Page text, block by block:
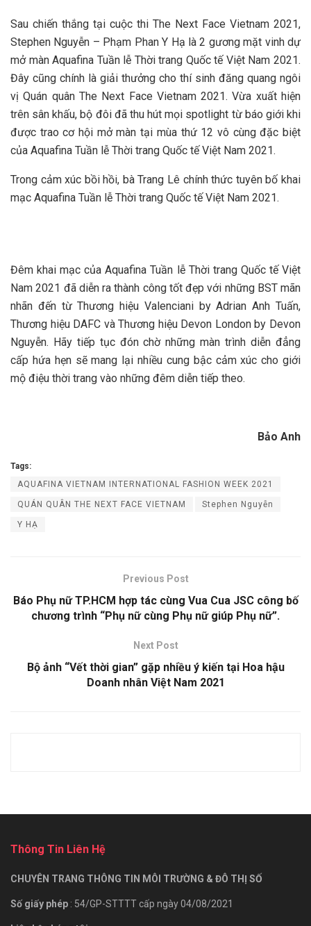
Sau chiến thắng tại cuộc thi The Next Face Vietnam 2021,
Stephen Nguyễn – Phạm Phan Y Hạ là 2 gương mặt vinh dự
mở màn Aquafina Tuần lễ Thời trang Quốc tế Việt Nam 2021.
Đây cũng chính là giải thưởng cho thí sinh đăng quang ngôi
vị Quán quân The Next Face Vietnam 2021. Vừa xuất hiện
trên sân khấu, bộ đôi đã thu hút mọi spotlight từ báo giới khi
được trao cơ hội mở màn tại mùa thứ 12 vô cùng đặc biệt
của Aquafina Tuần lễ Thời trang Quốc tế Việt Nam 2021.
Trong cảm xúc bồi hồi, bà Trang Lê chính thức tuyên bố khai
mạc Aquafina Tuần lễ Thời trang Quốc tế Việt Nam 2021.
Đêm khai mạc của Aquafina Tuần lễ Thời trang Quốc tế Việt
Nam 2021 đã diễn ra thành công tốt đẹp với những BST mãn
nhãn đến từ Thương hiệu Valenciani by Adrian Anh Tuấn,
Thương hiệu DAFC và Thương hiệu Devon London by Devon
Nguyễn. Hãy tiếp tục đón chờ những màn trình diễn đẳng
cấp hứa hẹn sẽ mang lại nhiều cung bậc cảm xúc cho giới
mộ điệu thời trang vào những đêm diễn tiếp theo.
Bảo Anh
Tags:
AQUAFINA VIETNAM INTERNATIONAL FASHION WEEK 2021
QUÁN QUÂN THE NEXT FACE VIETNAM Stephen Nguyễn
Y HẠ
Previous Post
Báo Phụ nữ TP.HCM hợp tác cùng Vua Cua JSC công bố
chương trình “Phụ nữ cùng Phụ nữ giúp Phụ nữ”.
Next Post
Bộ ảnh “Vết thời gian” gặp nhiều ý kiến tại Hoa hậu
Doanh nhân Việt Nam 2021
Thông Tin Liên Hệ
CHUYÊN TRANG THÔNG TIN MÔI TRƯỜNG & ĐÔ THỊ SỐ
Số giấy phép : 54/GP-STTTT cấp ngày 04/08/2021